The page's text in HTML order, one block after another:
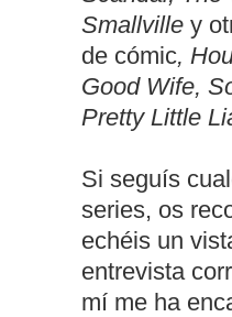
Smallville y
de cómic,
Good Wife,
Pretty Little
Si seguís
series, os
echéis un
entrevista
mí me ha